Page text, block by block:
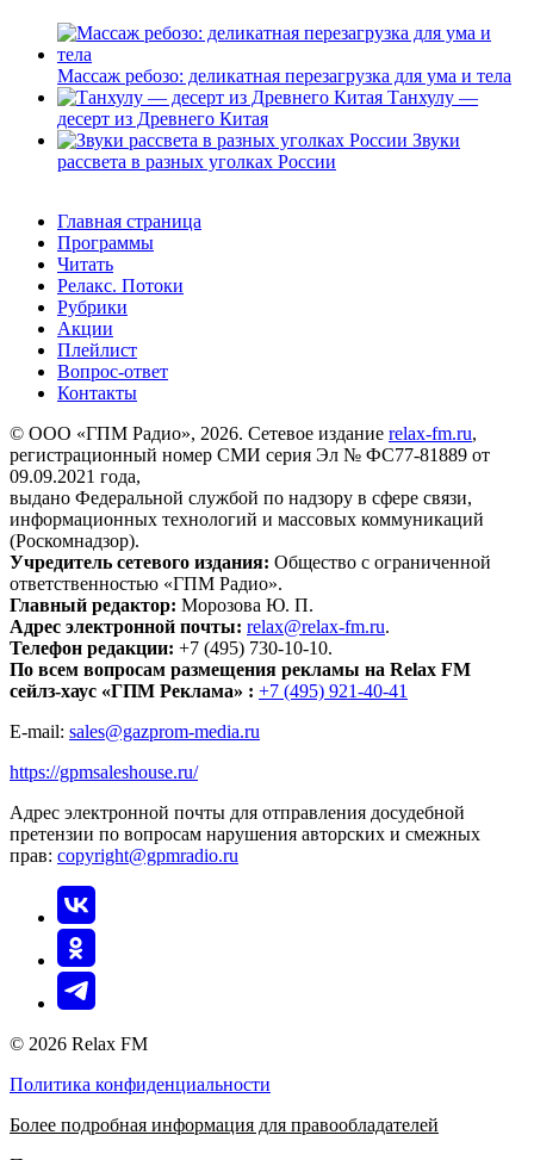
Массаж ребозо: деликатная перезагрузка для ума и тела
Танхулу —
десерт из Древнего Китая
Звуки
рассвета в разных уголках России
Главная страница
Программы
Читать
Релакс. Потоки
Рубрики
Акции
Плейлист
Вопрос-ответ
Контакты
© ООО «ГПМ Радио», 2026. Сетевое издание relax-fm.ru,
регистрационный номер СМИ серия Эл № ФС77-81889 от
09.09.2021 года,
выдано Федеральной службой по надзору в сфере связи,
информационных технологий и массовых коммуникаций
(Роскомнадзор).
Учредитель сетевого издания: Общество с ограниченной
ответственностью «ГПМ Радио».
Главный редактор: Морозова Ю. П.
Адрес электронной почты: relax@relax-fm.ru.
Телефон редакции: +7 (495) 730-10-10.
По всем вопросам размещения рекламы на Relax FM
сейлз-хаус «ГПМ Реклама» : +7 (495) 921-40-41
E-mail: sales@gazprom-media.ru
https://gpmsaleshouse.ru/
Адрес электронной почты для отправления досудебной
претензии по вопросам нарушения авторских и смежных
прав: copyright@gpmradio.ru
© 2026 Relax FM
Политика конфиденциальности
Более подробная информация для правообладателей